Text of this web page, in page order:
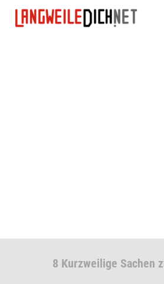
8 Kurzweilige Sachen